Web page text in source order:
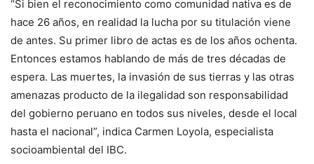
“Si bien el reconocimiento como comunidad nativa es de
hace 26 años, en realidad la lucha por su titulación viene
de antes. Su primer libro de actas es de los años ochenta.
Entonces estamos hablando de más de tres décadas de
espera. Las muertes, la invasión de sus tierras y las otras
amenazas producto de la ilegalidad son responsabilidad
del gobierno peruano en todos sus niveles, desde el local
hasta el nacional”, indica Carmen Loyola, especialista
socioambiental del IBC.